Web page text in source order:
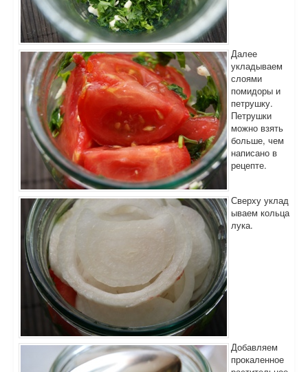
Далее
укладываем
слоями
помидоры и
петрушку.
Петрушки
можно взять
больше, чем
написано в
рецепте.
Сверху уклад
ываем кольца
лука.
Добавляем
прокаленное